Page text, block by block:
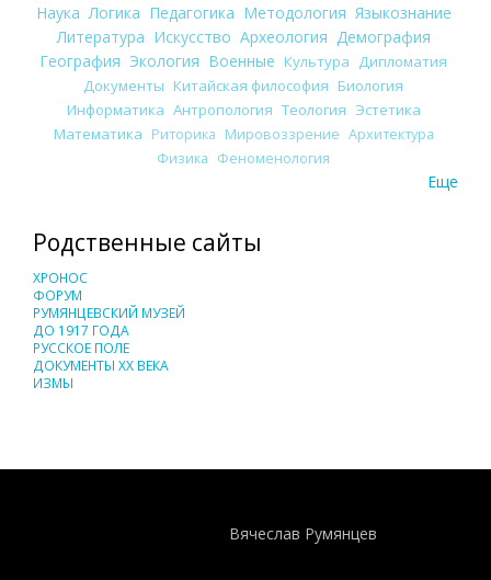
Наука Логика Педагогика Методология Языкознание
Литература Искусство Археология Демография
География Экология Военные Культура
Дипломатия
Документы Китайская философия Биология
Информатика Антропология Теология Эстетика
Математика Риторика Мировоззрение Архитектура
Физика Феноменология
Еще
Родственные сайты
ХРОНОС
ФОРУМ
РУМЯНЦЕВСКИЙ МУЗЕЙ
ДО 1917 ГОДА
РУССКОЕ ПОЛЕ
ДОКУМЕНТЫ XX ВЕКА
ИЗМЫ
Вячеслав Румянцев